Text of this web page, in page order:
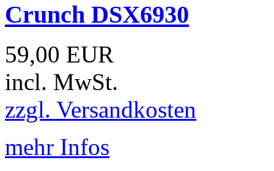
Crunch DSX6930
59,00 EUR
incl. MwSt.
zzgl. Versandkosten
mehr Infos